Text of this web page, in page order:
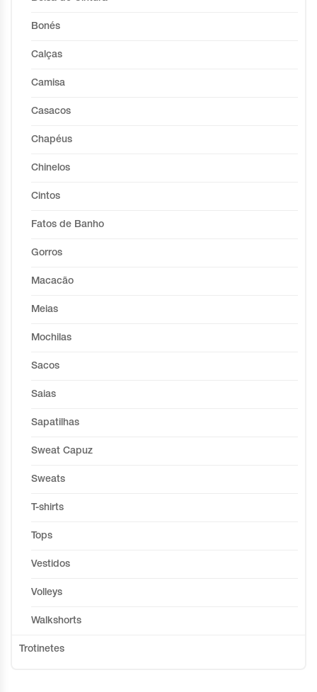
Bonés
Calças
Camisa
Casacos
Chapéus
Chinelos
Cintos
Fatos de Banho
Gorros
Macacão
Meias
Mochilas
Sacos
Saias
Sapatilhas
Sweat Capuz
Sweats
T-shirts
Tops
Vestidos
Volleys
Walkshorts
Trotinetes